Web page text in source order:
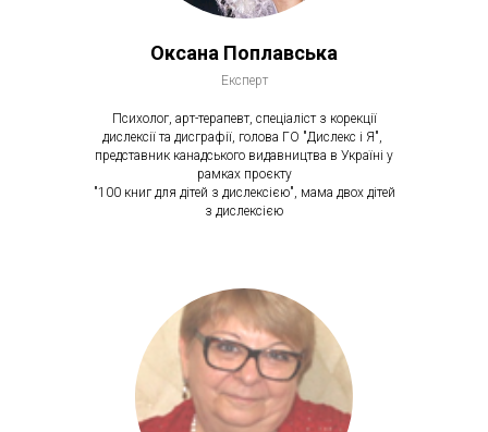
Оксана Поплавська
Експерт
Психолог, арт-терапевт, спеціаліст з корекції
дислексії та дисграфії, голова ГО "Дислекс і Я",
представник канадського видавництва в Україні у
рамках проєкту
"100 книг для дітей з дислексією", мама двох дітей
з дислексією